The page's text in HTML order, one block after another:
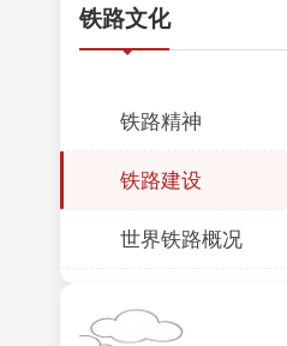
铁路文化
铁路精神
铁路建设
世界铁路概况